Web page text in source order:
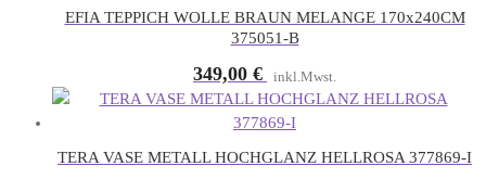
EFIA TEPPICH WOLLE BRAUN MELANGE 170x240CM
375051-B
349,00 € inkl.Mwst.
TERA VASE METALL HOCHGLANZ HELLROSA 377869-I